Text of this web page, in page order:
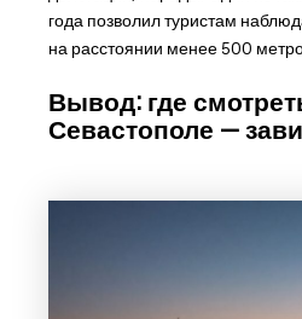
года позволил туристам
на расстоянии менее 500
Вывод: где
Севастополе —